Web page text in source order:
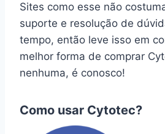
Sites como esse não
suporte e resolução de
tempo, então leve isso em
melhor forma de comprar
nenhuma, é conosco!
Como usar Cytotec?